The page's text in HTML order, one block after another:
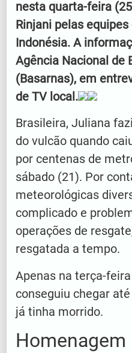
nesta quarta-feira
Rinjani pelas
Indonésia. A
Agência Nacional de
(Basarnas), em
de TV local.
Brasileira, Juliana
do vulcão quando
por centenas de
sábado (21). Por
meteorológicas
complicado e
operações de
resgatada a tempo.
Apenas na terça-
conseguiu chegar
já tinha morrido.
Homenagem